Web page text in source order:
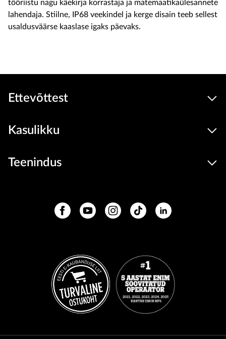
tööriistu nagu käekirja korrastaja ja matemaatikaülesannete
lahendaja. Stiilne, IP68 veekindel ja kerge disain teeb sellest
usaldusväärse kaaslase igaks päevaks.
Ettevõttest
Kasulikku
Teenindus